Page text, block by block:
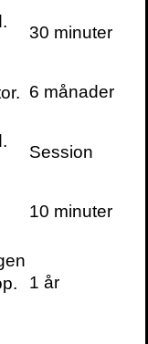
är
populär
verkar i
där han
sitt egna
Jim.
30 minuter
6 månader
Session
10 minuter
1 år